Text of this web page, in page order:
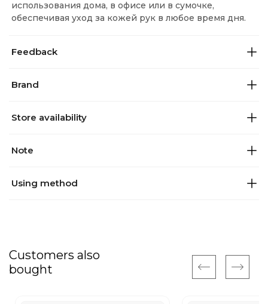
использования дома, в офисе или в сумочке,
обеспечивая уход за кожей рук в любое время дня.
Feedback
Brand
Store availability
Note
Using method
Customers also
bought